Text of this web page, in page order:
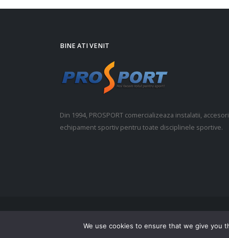
BINE ATI VENIT
Din 1994, PROSPORT comercializeaza instalatii,
echipament sportiv pentru toate disciplinele sportive.
We use cookies to ensure that we give you